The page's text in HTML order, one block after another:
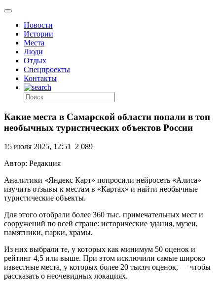
Новости
Истории
Места
Люди
Отдых
Спецпроекты
Контакты
Какие места в Самарской области попали в топ
необычных туристических объектов России
15 июля 2025, 12:51 2 089
Автор: Редакция
Аналитики «Яндекс Карт» попросили нейросеть «Алиса»
изучить отзывы к местам в «Картах» и найти необычные
туристические объекты.
Для этого отобрали более 360 тыс. примечательных мест и
сооружений по всей стране: исторические здания, музеи,
памятники, парки, храмы.
Из них выбрали те, у которых как минимум 50 оценок и
рейтинг 4,5 или выше. При этом исключили самые широко
известные места, у которых более 20 тысяч оценок, — чтобы
рассказать о неочевидных локациях.